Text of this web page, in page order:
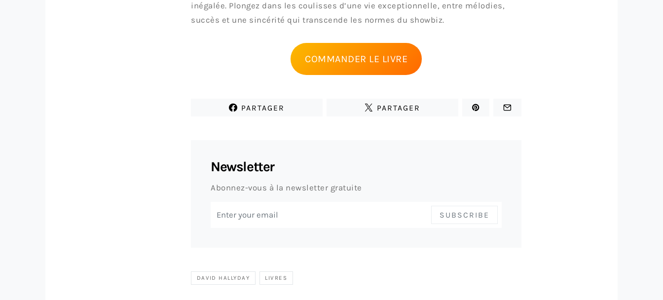
inégalée. Plongez dans les coulisses d’une vie exceptionnelle, entre mélodies,
succès et une sincérité qui transcende les normes du showbiz.
COMMANDER LE LIVRE
PARTAGER PARTAGER
Newsletter
Abonnez-vous à la newsletter gratuite
SUBSCRIBE
DAVID HALLYDAY LIVRES